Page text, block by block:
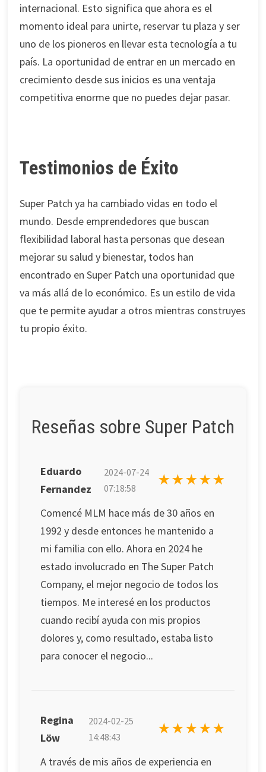
internacional. Esto significa que ahora es el
momento ideal para unirte, reservar tu plaza y ser
uno de los pioneros en llevar esta tecnología a tu
país. La oportunidad de entrar en un mercado en
crecimiento desde sus inicios es una ventaja
competitiva enorme que no puedes dejar pasar.
Testimonios de Éxito
Super Patch ya ha cambiado vidas en todo el
mundo. Desde emprendedores que buscan
flexibilidad laboral hasta personas que desean
mejorar su salud y bienestar, todos han
encontrado en Super Patch una oportunidad que
va más allá de lo económico. Es un estilo de vida
que te permite ayudar a otros mientras construyes
tu propio éxito.
Reseñas sobre Super Patch
Eduardo
Fernandez
2024-07-24
07:18:58
★★★★★
Comencé MLM hace más de 30 años en
1992 y desde entonces he mantenido a
mi familia con ello. Ahora en 2024 he
estado involucrado en The Super Patch
Company, el mejor negocio de todos los
tiempos. Me interesé en los productos
cuando recibí ayuda con mis propios
dolores y, como resultado, estaba listo
para conocer el negocio...
Regina
Löw
2024-02-25
14:48:43
★★★★★
A través de mis años de experiencia en